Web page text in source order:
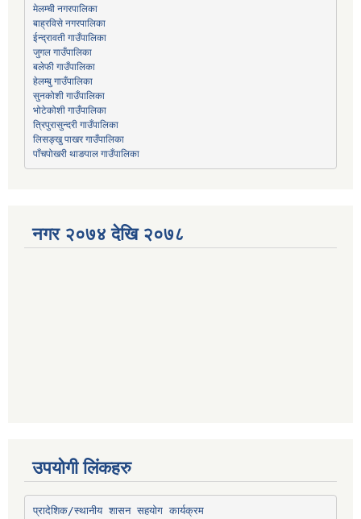
मेलम्ची नगरपालिका
बाह्रविसे नगरपालिका
ईन्द्रावती गाउँपालिका
जुगल गाउँपालिका
बलेफी गाउँपालिका
हेलम्बु गाउँपालिका
सुनकोशी गाउँपालिका
भोटेकोशी गाउँपालिका
त्रिपुरासुन्दरी गाउँपालिका
लिसङ्खु पाखर गाउँपालिका
पाँचपोखरी थाङपाल गाउँपालिका
नगर २०७४ देखि २०७८
उपयोगी लिंकहरु
प्रादेशिक/स्थानीय शासन सहयोग कार्यक्रम